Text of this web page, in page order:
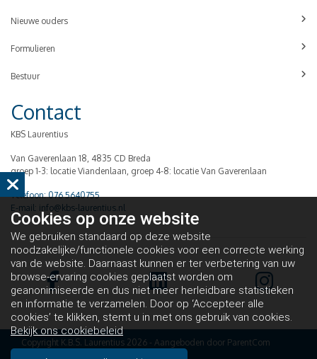
Nieuwe ouders
Formulieren
Bestuur
Contact
KBS Laurentius
Van Gaverenlaan 18, 4835 CD Breda
groep 1-3: locatie Viandenlaan, groep 4-8: locatie Van Gaverenlaan
Telefoon: 076 5640755
E-mail: info@kbs-laurentius.nl
Copyright K.B.S. Laurentius 2026 - Aangeboden door ParentCom
Cookies op onze website
We gebruiken standaard op deze website
noodzakelijke/functionele cookies voor een correcte werking
van de website. Daarnaast kunnen er ter verbetering van uw
browse-ervaring cookies geplaatst worden om
geanonimiseerde en dus niet meer herleidbare statistieken
en informatie te verzamelen. Door op ‘Accepteer alle
cookies’ te klikken, stemt u in met ons gebruik van cookies.
Bekijk ons cookiebeleid